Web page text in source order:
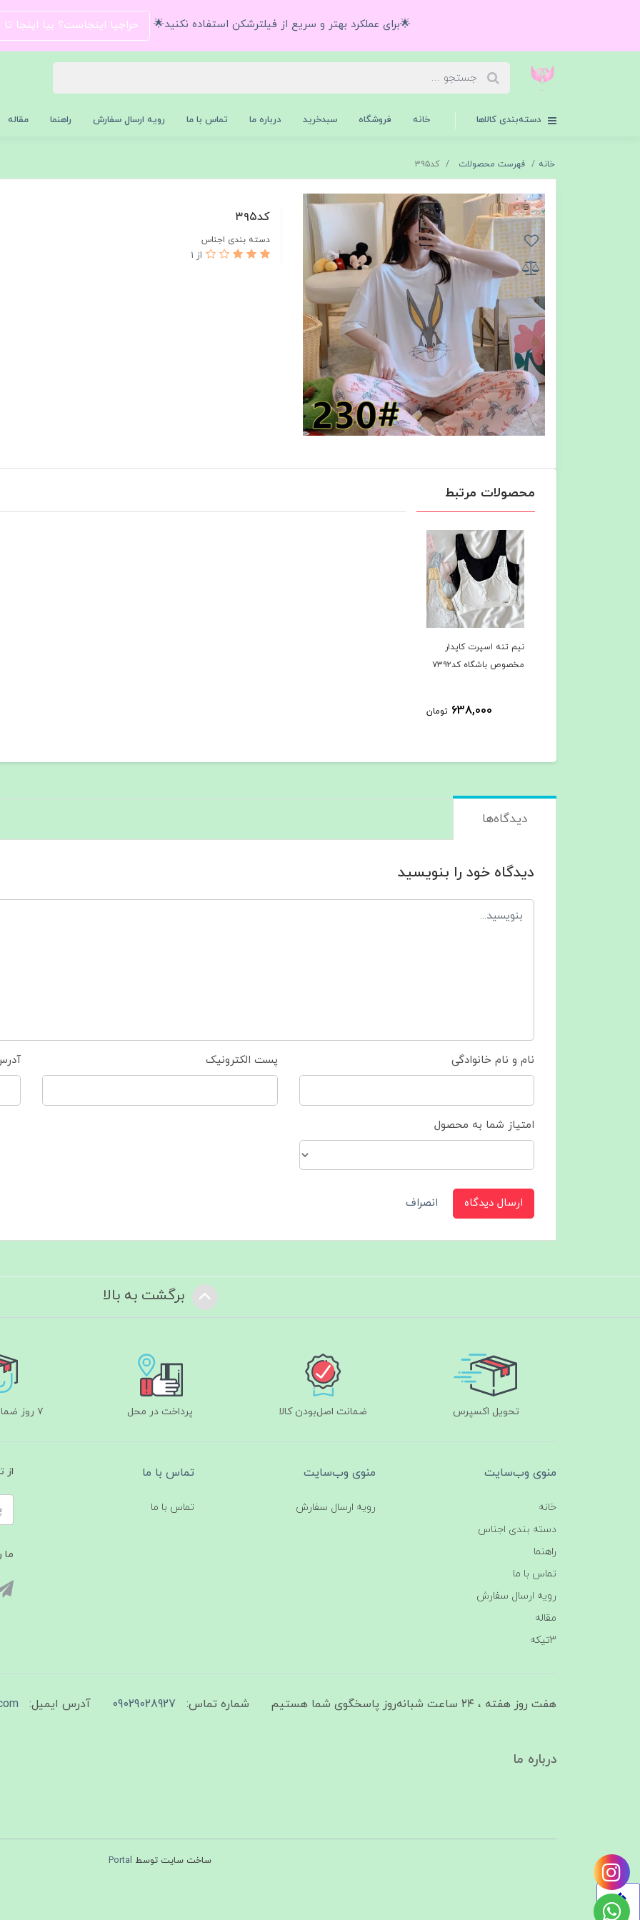
🌟برای عملکرد بهتر و سریع از فیلترشکن استفاده نکنید🌟 حراجیا اینجاست؟ بیا اینجا
دسته‌بندی کالاها خانه فروشگاه سبدخرید درباره ما تماس با ما رویه ارسال سفارش راهنما مقاله
خانه فهرست محصولات كد٣٩٥
كد٣٩٥
دسته بندی اجناس
از 1
محصولات مرتبط
نیم تنه اسپرت کاپدار
مخصوص باشگاه کد۷۳۹۲
638,000 تومان
دیدگاه‌ها
دیدگاه خود را بنویسید
نام و نام خانوادگی پست الکترونیک
امتیاز شما به محصول
ارسال دیدگاه انصراف
برگشت به بالا
تحویل اکسپرس ضمانت اصل‌بودن کالا پرداخت در محل ۷ روز ضمانت بازگشت
منوی وب‌سایت
خانه
دسته بندی اجناس
راهنما
تماس با ما
رویه ارسال سفارش
مقاله
3تیکه
منوی وب‌سایت
رویه ارسال سفارش
تماس با ما
تماس با ما
از
ما
هفت روز هفته ، ۲۴ ساعت شبانه‌روز پاسخگوی شما هستیم شماره تماس: 09029028927 آدرس ایمیل:
درباره ما
ساخت سایت توسط Portal